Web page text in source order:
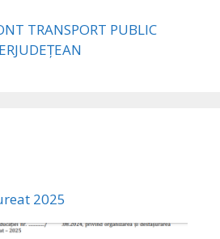
TRANSPORT PUBLIC
2025